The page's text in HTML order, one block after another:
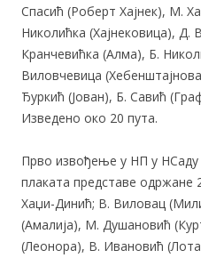
Спасић (Роберт Хајнек), М.
Николићка (Хајнековица), Д.
Кранчевићка (Алма), Б.
Виловчевица
Ђуркић (Јован), Б. Савић
Изведено око 20 пута.
Прво извођење у НП у НСаду
плаката представе одржане
Хаџи-Динић; В. Виловац
(Амалија), М. Душановић
(Леонора), В. Ивановић